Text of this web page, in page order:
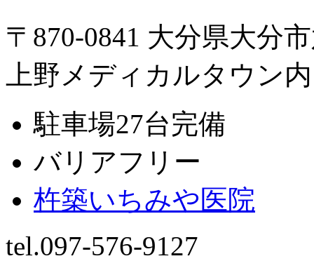
〒870-0841 大分県大分
上野メディカルタウン内
駐車場27台完備
バリアフリー
杵築いちみや医院
tel.097-576-9127